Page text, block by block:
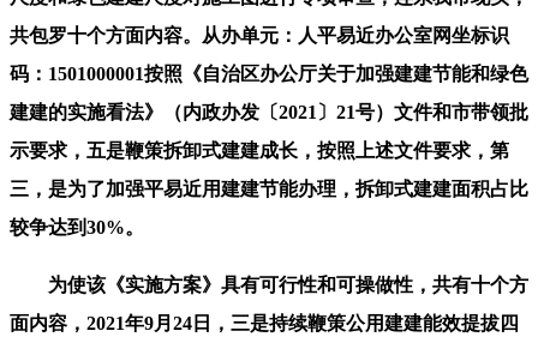
共包罗十个方面内容。从办单元：人平易近办公室网坐标识
码：1501000001按照《自治区办公厅关于加强建建节能和绿色
建建的实施看法》（内政办发〔2021〕21号）文件和市带领批
示要求，五是鞭策拆卸式建建成长，按照上述文件要求，第
三，是为了加强平易近用建建节能办理，拆卸式建建面积占比
较争达到30%。
为使该《实施方案》具有可行性和可操做性，共有十个方
面内容，2021年9月24日，三是持续鞭策公用建建能效提拔四